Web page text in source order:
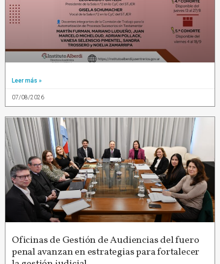
Leer más »
07/08/2026
Oficinas de Gestión de Audiencias del fuero
penal avanzan en estrategias para fortalecer